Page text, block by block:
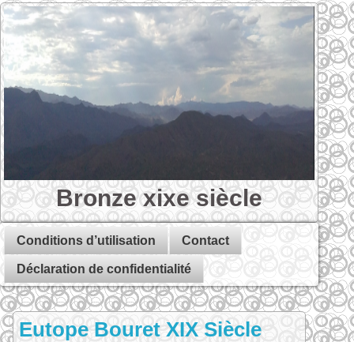
Bronze xixe siècle
Conditions d’utilisation Contact
Déclaration de confidentialité
Eutope Bouret XIX Siècle